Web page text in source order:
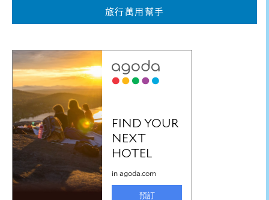
旅行萬用幫手